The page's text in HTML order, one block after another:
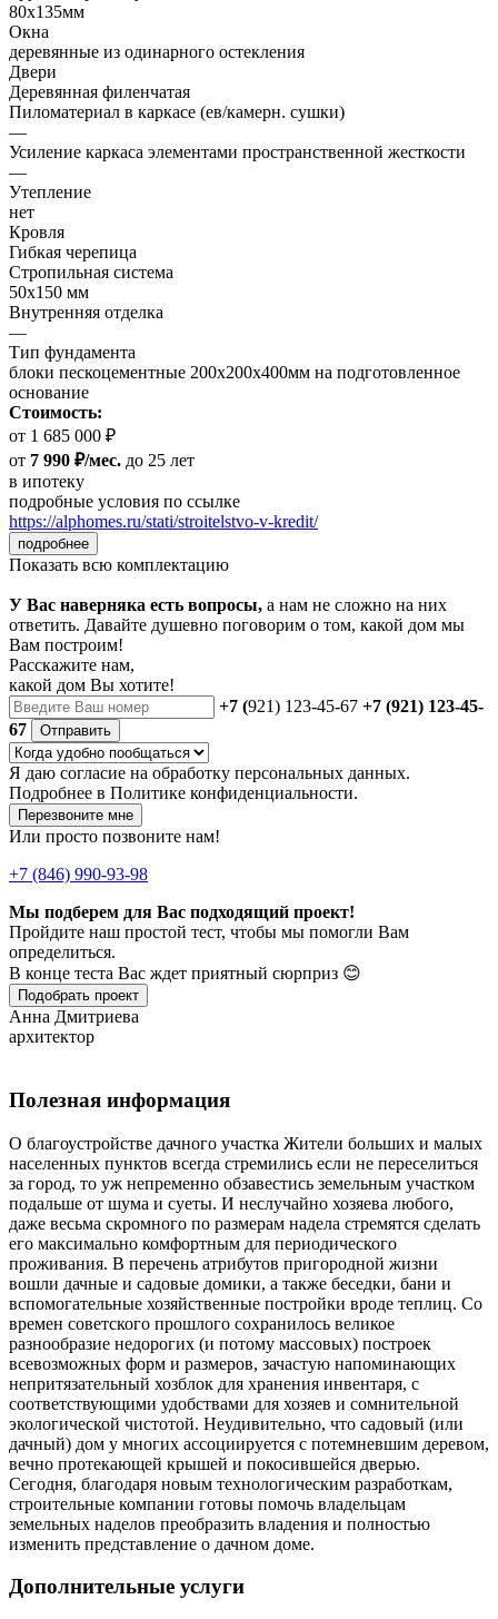
80х135мм
Окна
деревянные из одинарного остекления
Двери
Деревянная филенчатая
Пиломатериал в каркасе (ев/камерн. сушки)
—
Усиление каркаса элементами пространственной жесткости
—
Утепление
нет
Кровля
Гибкая черепица
Стропильная система
50х150 мм
Внутренняя отделка
—
Тип фундамента
блоки пескоцементные 200х200х400мм на подготовленное
основание
Стоимость:
от 1 685 000 ₽
от 7 990 ₽/мес. до 25 лет
в ипотеку
подробные условия по ссылке
https://alphomes.ru/stati/stroitelstvo-v-kredit/
подробнее
Показать всю комплектацию
У Вас наверняка есть вопросы, а нам не сложно на них
ответить. Давайте душевно поговорим о том, какой дом мы
Вам построим!
Расскажите нам,
какой дом Вы хотите!
+7 (921) 123-45-67 +7 (921) 123-45-
67
Отправить
Я даю согласие на обработку персональных данных.
Подробнее в Политике конфиденциальности.
Перезвоните мне
Или просто позвоните нам!
+7 (846) 990-93-98
Мы подберем для Вас подходящий проект!
Пройдите наш простой тест, чтобы мы помогли Вам
определиться.
В конце теста Вас ждет приятный сюрприз 😊
Подобрать проект
Анна Дмитриева
архитектор
Полезная информация
О благоустройстве дачного участка Жители больших и малых
населенных пунктов всегда стремились если не переселиться
за город, то уж непременно обзавестись земельным участком
подальше от шума и суеты. И неслучайно хозяева любого,
даже весьма скромного по размерам надела стремятся сделать
его максимально комфортным для периодического
проживания. В перечень атрибутов пригородной жизни
вошли дачные и садовые домики, а также беседки, бани и
вспомогательные хозяйственные постройки вроде теплиц. Со
времен советского прошлого сохранилось великое
разнообразие недорогих (и потому массовых) построек
всевозможных форм и размеров, зачастую напоминающих
непритязательный хозблок для хранения инвентаря, с
соответствующими удобствами для хозяев и сомнительной
экологической чистотой. Неудивительно, что садовый (или
дачный) дом у многих ассоциируется с потемневшим деревом,
вечно протекающей крышей и покосившейся дверью.
Сегодня, благодаря новым технологическим разработкам,
строительные компании готовы помочь владельцам
земельных наделов преобразить владения и полностью
изменить представление о дачном доме.
Дополнительные услуги